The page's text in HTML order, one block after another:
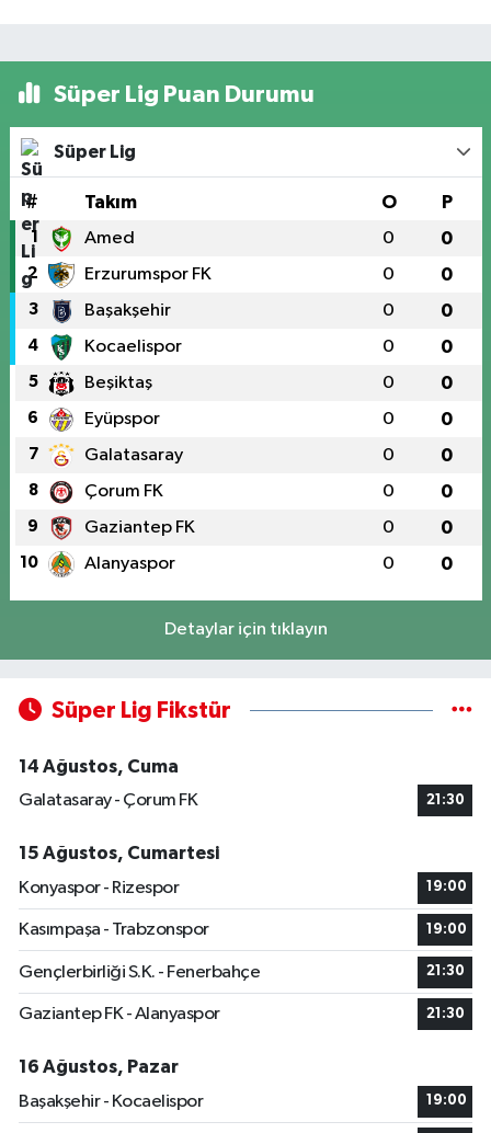
Süper Lig Puan Durumu
Süper Lig
# Takım O P
1 Amed 0 0
2 Erzurumspor FK 0 0
3 Başakşehir 0 0
4 Kocaelispor 0 0
5 Beşiktaş 0 0
6 Eyüpspor 0 0
7 Galatasaray 0 0
8 Çorum FK 0 0
9 Gaziantep FK 0 0
10 Alanyaspor 0 0
Detaylar için tıklayın
Süper Lig Fikstür
14 Ağustos, Cuma
Galatasaray - Çorum FK
21:30
15 Ağustos, Cumartesi
Konyaspor - Rizespor
19:00
Kasımpaşa - Trabzonspor 19:00
Gençlerbirliği S.K. - Fenerbahçe 21:30
Gaziantep FK - Alanyaspor 21:30
16 Ağustos, Pazar
Başakşehir - Kocaelispor
19:00